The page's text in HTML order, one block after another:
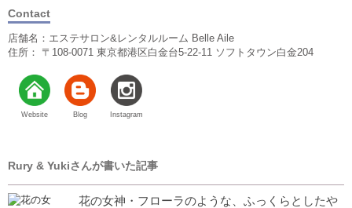
Contact
店舗名：エステサロン&レンタルルーム Belle Aile
住所： 〒108-0071 東京都港区白金台5-22-11 ソフトタウン白金204
Website Blog Instagram
Rury & Yukiさんが書いた記事
花の女神・フローラのような、ふっくらとしたや